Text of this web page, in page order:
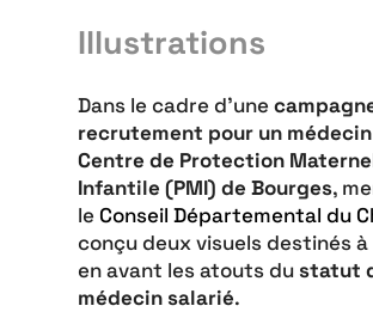
Illustrations
Dans le cadre d’une
recrutement pour un
Centre de Protection
Infantile (PMI) de Bourges,
le Conseil Départemental du
conçu deux visuels destinés
en avant les atouts dustatut
médecin salarié.